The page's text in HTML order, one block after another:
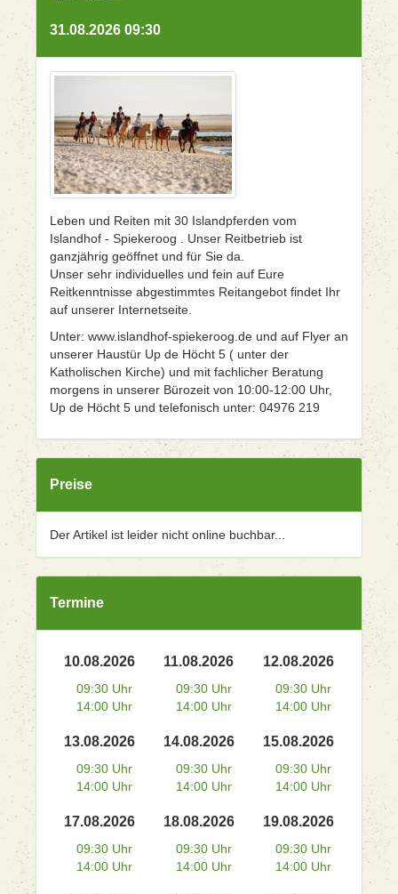
31.08.2026 09:30
Leben und Reiten mit 30 Islandpferden vom
Islandhof - Spiekeroog . Unser Reitbetrieb ist
ganzjährig geöffnet und für Sie da.
Unser sehr individuelles und fein auf Eure
Reitkenntnisse abgestimmtes Reitangebot findet Ihr
auf unserer Internetseite.
Unter: www.islandhof-spiekeroog.de und auf Flyer an
unserer Haustür Up de Höcht 5 ( unter der
Katholischen Kirche) und mit fachlicher Beratung
morgens in unserer Bürozeit von 10:00-12:00 Uhr,
Up de Höcht 5 und telefonisch unter: 04976 219
Preise
Der Artikel ist leider nicht online buchbar...
Termine
10.08.2026
09:30 Uhr
14:00 Uhr
11.08.2026
09:30 Uhr
14:00 Uhr
12.08.2026
09:30 Uhr
14:00 Uhr
13.08.2026
09:30 Uhr
14:00 Uhr
14.08.2026
09:30 Uhr
14:00 Uhr
15.08.2026
09:30 Uhr
14:00 Uhr
17.08.2026
09:30 Uhr
14:00 Uhr
18.08.2026
09:30 Uhr
14:00 Uhr
19.08.2026
09:30 Uhr
14:00 Uhr